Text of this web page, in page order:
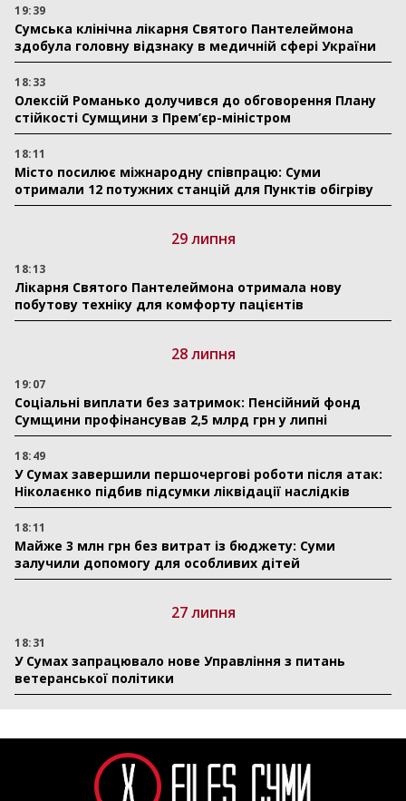
19:39
Сумська клінічна лікарня Святого Пантелеймона
здобула головну відзнаку в медичній сфері України
18:33
Олексій Романько долучився до обговорення Плану
стійкості Сумщини з Прем’єр-міністром
18:11
Місто посилює міжнародну співпрацю: Суми
отримали 12 потужних станцій для Пунктів обігріву
29 липня
18:13
Лікарня Святого Пантелеймона отримала нову
побутову техніку для комфорту пацієнтів
28 липня
19:07
Соціальні виплати без затримок: Пенсійний фонд
Сумщини профінансував 2,5 млрд грн у липні
18:49
У Сумах завершили першочергові роботи після атак:
Ніколаєнко підбив підсумки ліквідації наслідків
18:11
Майже 3 млн грн без витрат із бюджету: Суми
залучили допомогу для особливих дітей
27 липня
18:31
У Сумах запрацювало нове Управління з питань
ветеранської політики